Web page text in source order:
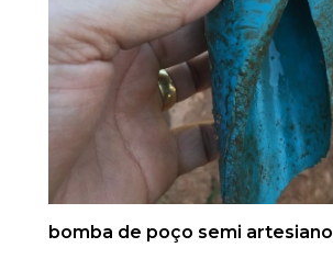
bomba de poço semi artesiano